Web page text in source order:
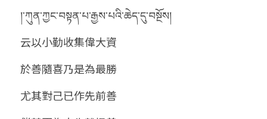
།་ཀུན་ཀྱང་བསྟན་པ་རྒྱས་པའི་ཆེད་དུ་བསྔོས།
云以小勤收集偉大資
於善隨喜乃是為最勝
尤其對己已作先前善